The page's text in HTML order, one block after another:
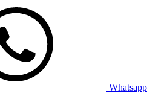
Whatsapp